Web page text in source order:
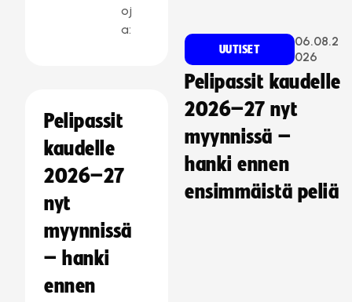
oj
a:
Pelipassit
kaudelle
2026–27
nyt
myynnissä
– hanki
ennen
UUTISET
06.08.2
026
Pelipassit kaudelle
2026–27 nyt
myynnissä –
hanki ennen
ensimmäistä peliä